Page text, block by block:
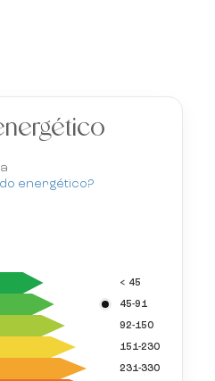
energético?
< 45
45-91
92-150
151-230
231-330